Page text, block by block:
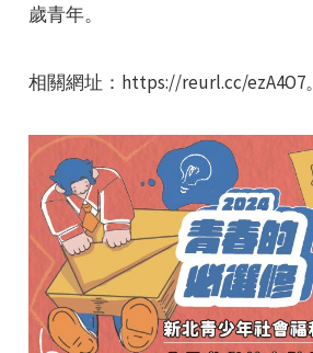
歲青年。
相關網址：https://reurl.cc/ezA4O7。